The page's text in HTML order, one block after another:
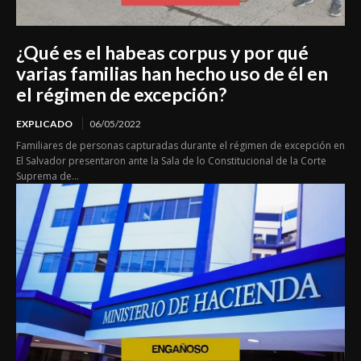
¿Qué es el habeas corpus y por qué
varias familias han hecho uso de él en
el régimen de excepción?
EXPLICADO 06/05/2022
Familiares de personas capturadas durante el régimen de excepción en
El Salvador presentaron ante la Sala de lo Constitucional de la Corte
Suprema de...